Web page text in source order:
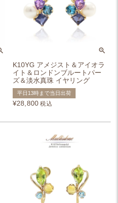
K10YG アメジスト＆アイオラ
イト＆ロンドンブルートパー
ズ＆淡水真珠 イヤリング
平日13時まで当日出荷
¥28,800 税込